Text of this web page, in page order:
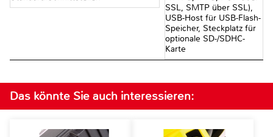
SSL, SMTP über SSL),
USB-Host für USB-Flash-
Speicher, Steckplatz für
optionale SD-/SDHC-
Karte
Das könnte Sie auch interessieren: